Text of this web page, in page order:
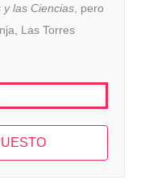
y las Ciencias , pero
Las Torres